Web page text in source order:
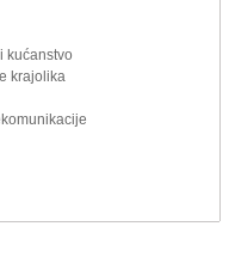
kućanstvo
krajolika